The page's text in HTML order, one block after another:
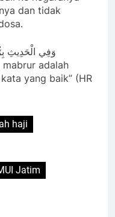
dan tidak
وَفِي الْحَدِيثِ
mabrur adalah
yang baik” (HR
haji
Jatim